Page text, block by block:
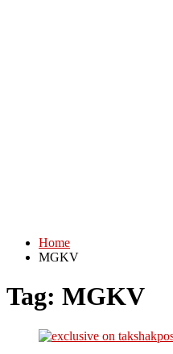
Home
MGKV
Tag: MGKV